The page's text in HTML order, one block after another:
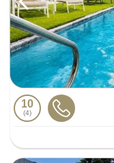
10
4